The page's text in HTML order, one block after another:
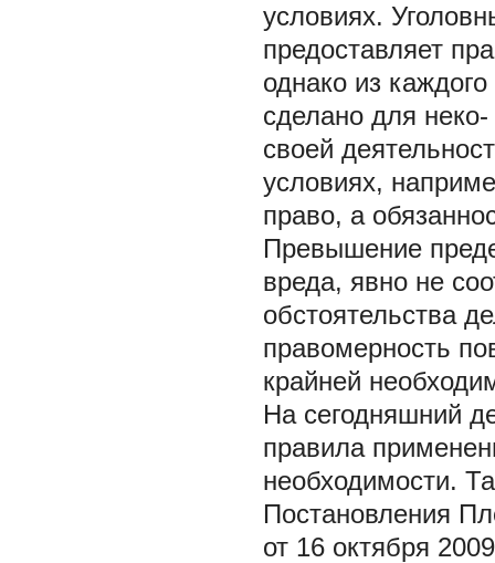
условиях.
предоставляет
однако из
сделано для
своей
условиях,
право, а
Превышение
вреда, явно не
обстоятельства
правомерность
крайней
На сегодняшний
правила
необходимости.
Постановления
от 16 октября